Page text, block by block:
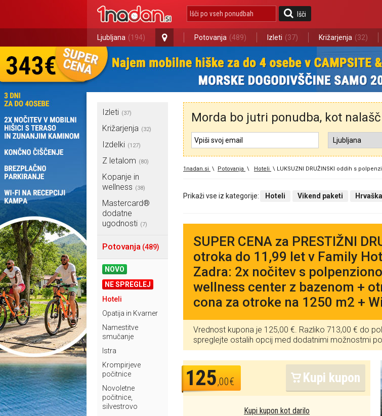
Išči
Ljubljana (194) Potovanja (489) Izleti (37) Križarjenja (32)
Izleti (37)
Križarjenja (32)
Izdelki (127)
Z letalom (80)
Kopanje in
wellness (38)
Mastercard®
dodatne
ugodnosti (7)
Potovanja (489)
NOVO
NE SPREGLEJ
Hoteli
Opatija in Kvarner
Namestitve
smučanje
Istra
Krompirjeve
počitnice
Novoletne
počitnice,
silvestrovo
Morda bo jutri ponudba, kot
1nadan.si \ Potovanja \ Hoteli \ LUKSUZNI DRUŽINSKI oddih s
Prikaži vse iz kategorije: Hoteli Vikend paketi Hrvaška
SUPER CENA za PRESTIŽNI
otroka do 11,99 let v Family
Zadra: 2x nočitev s
wellness center z bazenom +
cona za otroke na 1250 m2 +
Vrednost kupona je 125,00 €. Razliko 713,00 € do
spreglejte ostalih opcij med dodatnimi možnostmi
125,00€ Kupi kupon
Kupi kupon kot darilo